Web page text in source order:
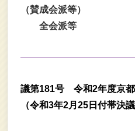
（賛成会派等）
全会派等
議第181号 令和2年度京
（令和3年2月25日付帯決議